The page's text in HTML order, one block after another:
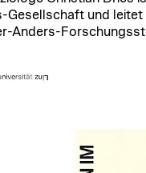
Gesellschaft und
Anders-